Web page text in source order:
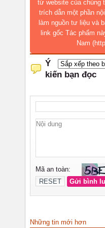
từ website của chúng
trích dẫn một phần
làm nguồn tư liệu và
link gốc Tác phẩm
Nam
Những tin mới hơn